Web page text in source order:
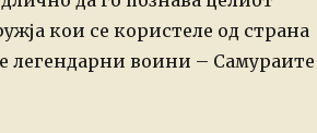
кои се користеле од страна
легендарни воини – Самураите